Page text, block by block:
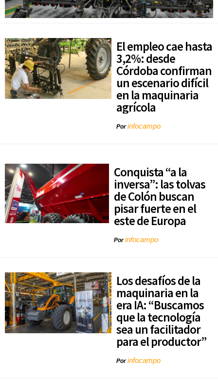
El empleo cae hasta
3,2%: desde
Córdoba confirman
un escenario difícil
en la maquinaria
agrícola
Porinfocampo
Conquista “a la
inversa”: las tolvas
de Colón buscan
pisar fuerte en el
este de Europa
Porinfocampo
Los desafíos de la
maquinaria en la
era IA: “Buscamos
que la tecnología
sea un facilitador
para el productor”
Porinfocampo